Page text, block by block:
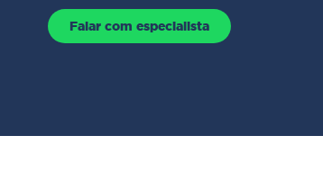
Falar com especialista